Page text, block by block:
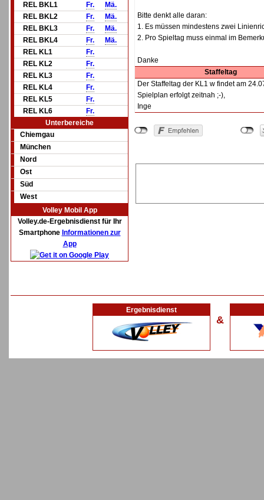
REL BKL1
Fr.
Mä.
REL BKL2
Fr.
Mä.
REL BKL3
Fr.
Mä.
REL BKL4
Fr.
Mä.
REL KL1
Fr.
REL KL2
Fr.
REL KL3
Fr.
REL KL4
Fr.
REL KL5
Fr.
REL KL6
Fr.
Unterbereiche
Chiemgau
München
Nord
Ost
Süd
West
Volley Mobil App
Volley.de-Ergebnisdienst für Ihr
Smartphone Informationen zur
App
Bitte denkt alle daran:
1. Es müssen mindestens zwei
2. Pro Spieltag muss einmal im
Danke
Staffeltag
Der Staffeltag der KL1 w findet am
Spielplan erfolgt zeitnah ;-),
Inge
Ergebnisdienst
&